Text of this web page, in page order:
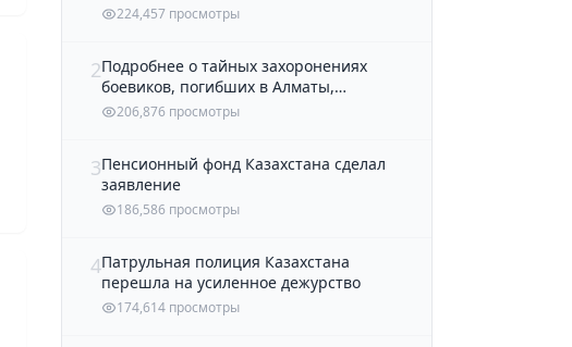
224,457 просмотры
2Подробнее о тайных захоронениях
боевиков, погибших в Алматы,
рассказали в полиции
206,876 просмотры
3Пенсионный фонд Казахстана сделал
заявление
186,586 просмотры
4Патрульная полиция Казахстана
перешла на усиленное дежурство
174,614 просмотры